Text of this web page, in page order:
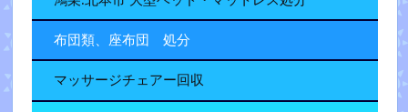
布団類、座布団 処分
マッサージチェアー回収